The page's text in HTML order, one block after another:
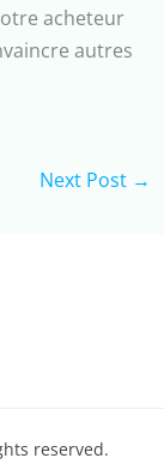
acheteur
autres
Next Post →
reserved.